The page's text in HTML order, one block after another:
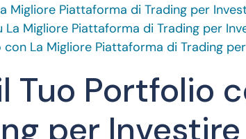
Piattaforma di Trading per
Migliore Piattaforma di Trading per
La Migliore Piattaforma di Trading
Tuo Portfolio
per